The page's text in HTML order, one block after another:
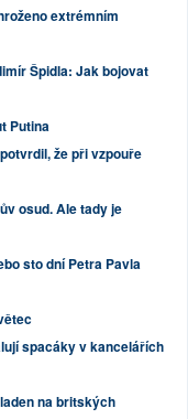
extrémním
Špidla: Jak bojovat
Putina
že při vzpouře
osud. Ale tady je
sto dní Petra Pavla
spacáky v kancelářích
na britských